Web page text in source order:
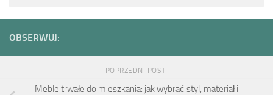
OBSERWUJ:
POPRZEDNI POST
Meble trwałe do mieszkania: jak wybrać styl, materiał i